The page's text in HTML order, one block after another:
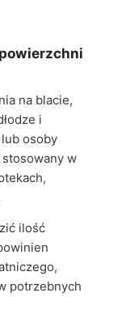
na blacie,
i
osoby
stosowany w
ilość
potrzebnych